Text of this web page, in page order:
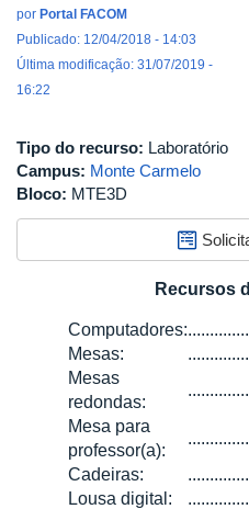
por Portal FACOM
Publicado: 12/04/2018 - 14:03
Última modificação: 31/07/2019 -
16:22
Tipo do recurso: Laboratório
Campus: Monte Carmelo
Bloco: MTE3D
Recursos
Computadores:
Mesas:
Mesas
redondas:
Mesa para
professor(a):
Cadeiras:
Lousa digital: